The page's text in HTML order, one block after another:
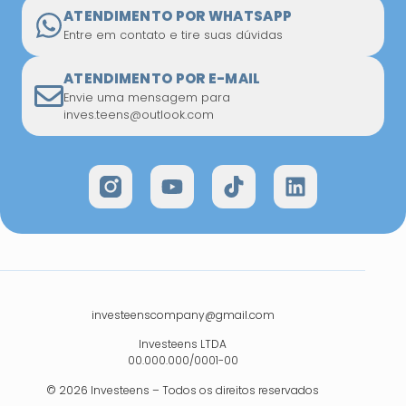
ATENDIMENTO POR WHATSAPP
Entre em contato e tire suas dúvidas
ATENDIMENTO POR E-MAIL
Envie uma mensagem para
inves.teens@outlook.com
investeenscompany@gmail.com
Investeens LTDA
00.000.000/0001-00
© 2026 Investeens – Todos os direitos reservados